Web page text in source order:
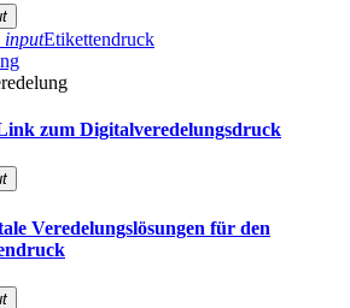
inputEtikettendruck
zum Digitalveredelungsdruck
Veredelungslösungen für den